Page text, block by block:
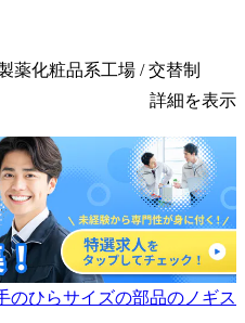
薬化粧品系工場 / 交替制
詳細を表示